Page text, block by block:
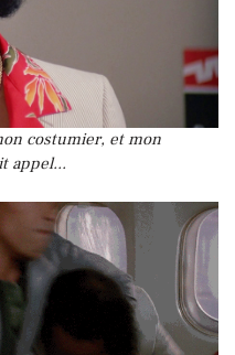
costumier, et mon
appel...